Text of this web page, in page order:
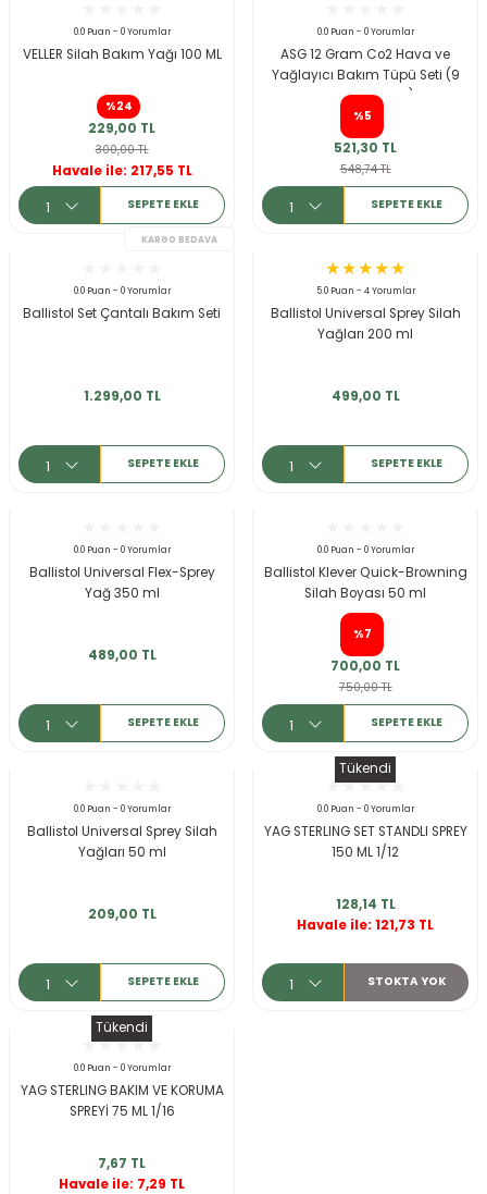
0.0 Puan - 0 Yorumlar
VELLER Silah Bakım Yağı 100 ML
%24
229,00 TL
300,00 TL
Havale ile: 217,55 TL
SEPETE EKLE
0.0 Puan - 0 Yorumlar
ASG 12 Gram Co2 Hava ve
Yağlayıcı Bakım Tüpü Seti (9
Normal 1 Yağlı)
%5
521,30 TL
548,74 TL
SEPETE EKLE
0.0 Puan - 0 Yorumlar
Ballistol Set Çantalı Bakım Seti
1.299,00 TL
SEPETE EKLE
5.0 Puan - 4 Yorumlar
Ballistol Universal Sprey Silah
Yağları 200 ml
499,00 TL
SEPETE EKLE
0.0 Puan - 0 Yorumlar
Ballistol Universal Flex-Sprey
Yağ 350 ml
489,00 TL
SEPETE EKLE
0.0 Puan - 0 Yorumlar
Ballistol Klever Quick-Browning
Silah Boyası 50 ml
%7
700,00 TL
750,00 TL
SEPETE EKLE
0.0 Puan - 0 Yorumlar
Ballistol Universal Sprey Silah
Yağları 50 ml
209,00 TL
SEPETE EKLE
Tükendi
0.0 Puan - 0 Yorumlar
YAG STERLING SET STANDLI SPREY
150 ML 1/12
128,14 TL
Havale ile: 121,73 TL
STOKTA YOK
Tükendi
0.0 Puan - 0 Yorumlar
YAG STERLING BAKIM VE KORUMA
SPREYİ 75 ML 1/16
7,67 TL
Havale ile: 7,29 TL